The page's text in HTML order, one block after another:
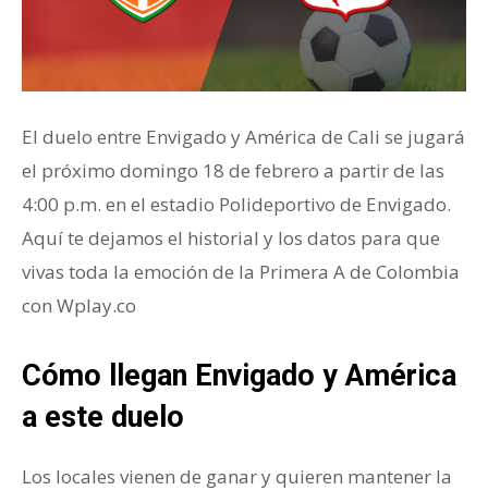
El duelo entre Envigado y América de Cali se jugará
el próximo domingo 18 de febrero a partir de las
4:00 p.m. en el estadio Polideportivo de Envigado.
Aquí te dejamos el historial y los datos para que
vivas toda la emoción de la Primera A de Colombia
con Wplay.co
Cómo llegan Envigado y América
a este duelo
Los locales vienen de ganar y quieren mantener la